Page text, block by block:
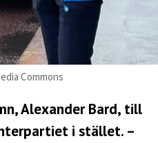
Commons
Alexander Bard, till
i stället. –